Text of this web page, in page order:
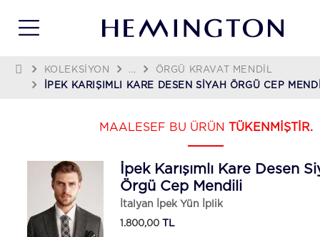
KOLEKSIYON ...
ÖRGÜ KRAVAT MENDIL
İPEK KARIŞIMLI KARE DESEN SIYAH ÖRGÜ CEP
MAALESEF BU ÜRÜN TÜKENMİŞTİR.
İpek Karışımlı Kare Desen
Örgü Cep Mendili
İtalyan İpek Yün İplik
1.800,00 TL